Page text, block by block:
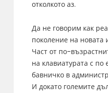
отколкото аз.
Да не говорим как
поколение на новата
Част от по-
на клавиатурата с
бавничко в
И докато големите